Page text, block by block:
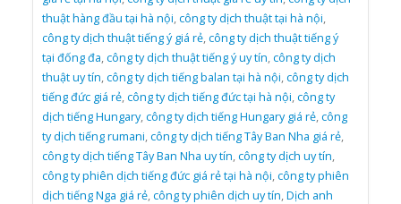
thuật hàng đầu tại hà nội,công ty dịch thuật tại hà nội,
công ty dịch thuật tiếng ý giá rẻ,công ty dịch thuật tiếng ý
tại đống đa,công ty dịch thuật tiếng ý uy tín,công ty dịch
thuật uy tín,công ty dịch tiếng balan tại hà nội,công ty dịch
tiếng đức giá rẻ,công ty dịch tiếng đức tại hà nội,công ty
dịch tiếng Hungary,công ty dịch tiếng Hungary giá rẻ,công
ty dịch tiếng rumani,công ty dịch tiếng Tây Ban Nha giá rẻ,
công ty dịch tiếng Tây Ban Nha uy tín,công ty dịch uy tín,
công ty phiên dịch tiếng đức giá rẻ tại hà nội,công ty phiên
dịch tiếng Nga giá rẻ,công ty phiên dịch uy tín,Dịch anh